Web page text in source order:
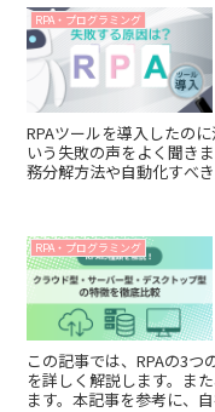
RPA・プログラミング
RPAツールを導入したの
いう失敗の声をよく聞き
務分解方法や自動化すべ
RPA・プログラミング
この記事では、RPAの3
を詳しく解説します。ま
ます。本記事を参考に、